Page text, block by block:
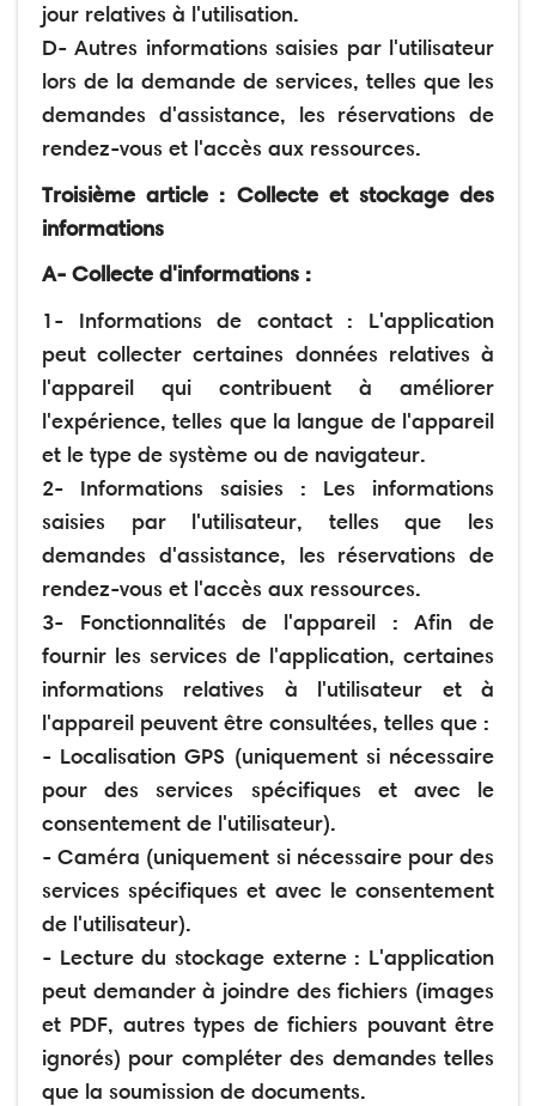
jour relatives à l'utilisation.
D- Autres informations saisies par l'utilisateur
lors de la demande de services, telles que les
demandes d'assistance, les réservations de
rendez-vous et l'accès aux ressources.
Troisième article : Collecte et stockage des
informations
A- Collecte d'informations :
1- Informations de contact : L'application
peut collecter certaines données relatives à
l'appareil qui contribuent à améliorer
l'expérience, telles que la langue de l'appareil
et le type de système ou de navigateur.
2- Informations saisies : Les informations
saisies par l'utilisateur, telles que les
demandes d'assistance, les réservations de
rendez-vous et l'accès aux ressources.
3- Fonctionnalités de l'appareil : Afin de
fournir les services de l'application, certaines
informations relatives à l'utilisateur et à
l'appareil peuvent être consultées, telles que :
- Localisation GPS (uniquement si nécessaire
pour des services spécifiques et avec le
consentement de l'utilisateur).
- Caméra (uniquement si nécessaire pour des
services spécifiques et avec le consentement
de l'utilisateur).
- Lecture du stockage externe : L'application
peut demander à joindre des fichiers (images
et PDF, autres types de fichiers pouvant être
ignorés) pour compléter des demandes telles
que la soumission de documents.